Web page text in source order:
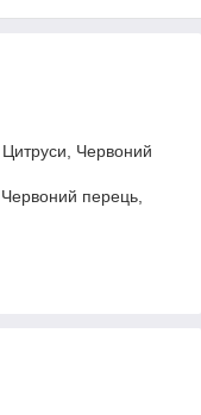
Червоний
перець,